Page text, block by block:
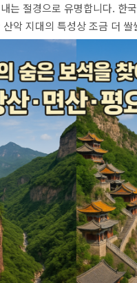
는 절경으로 유명합니다. 한
악 지대의 특성상 조금 더 쌀